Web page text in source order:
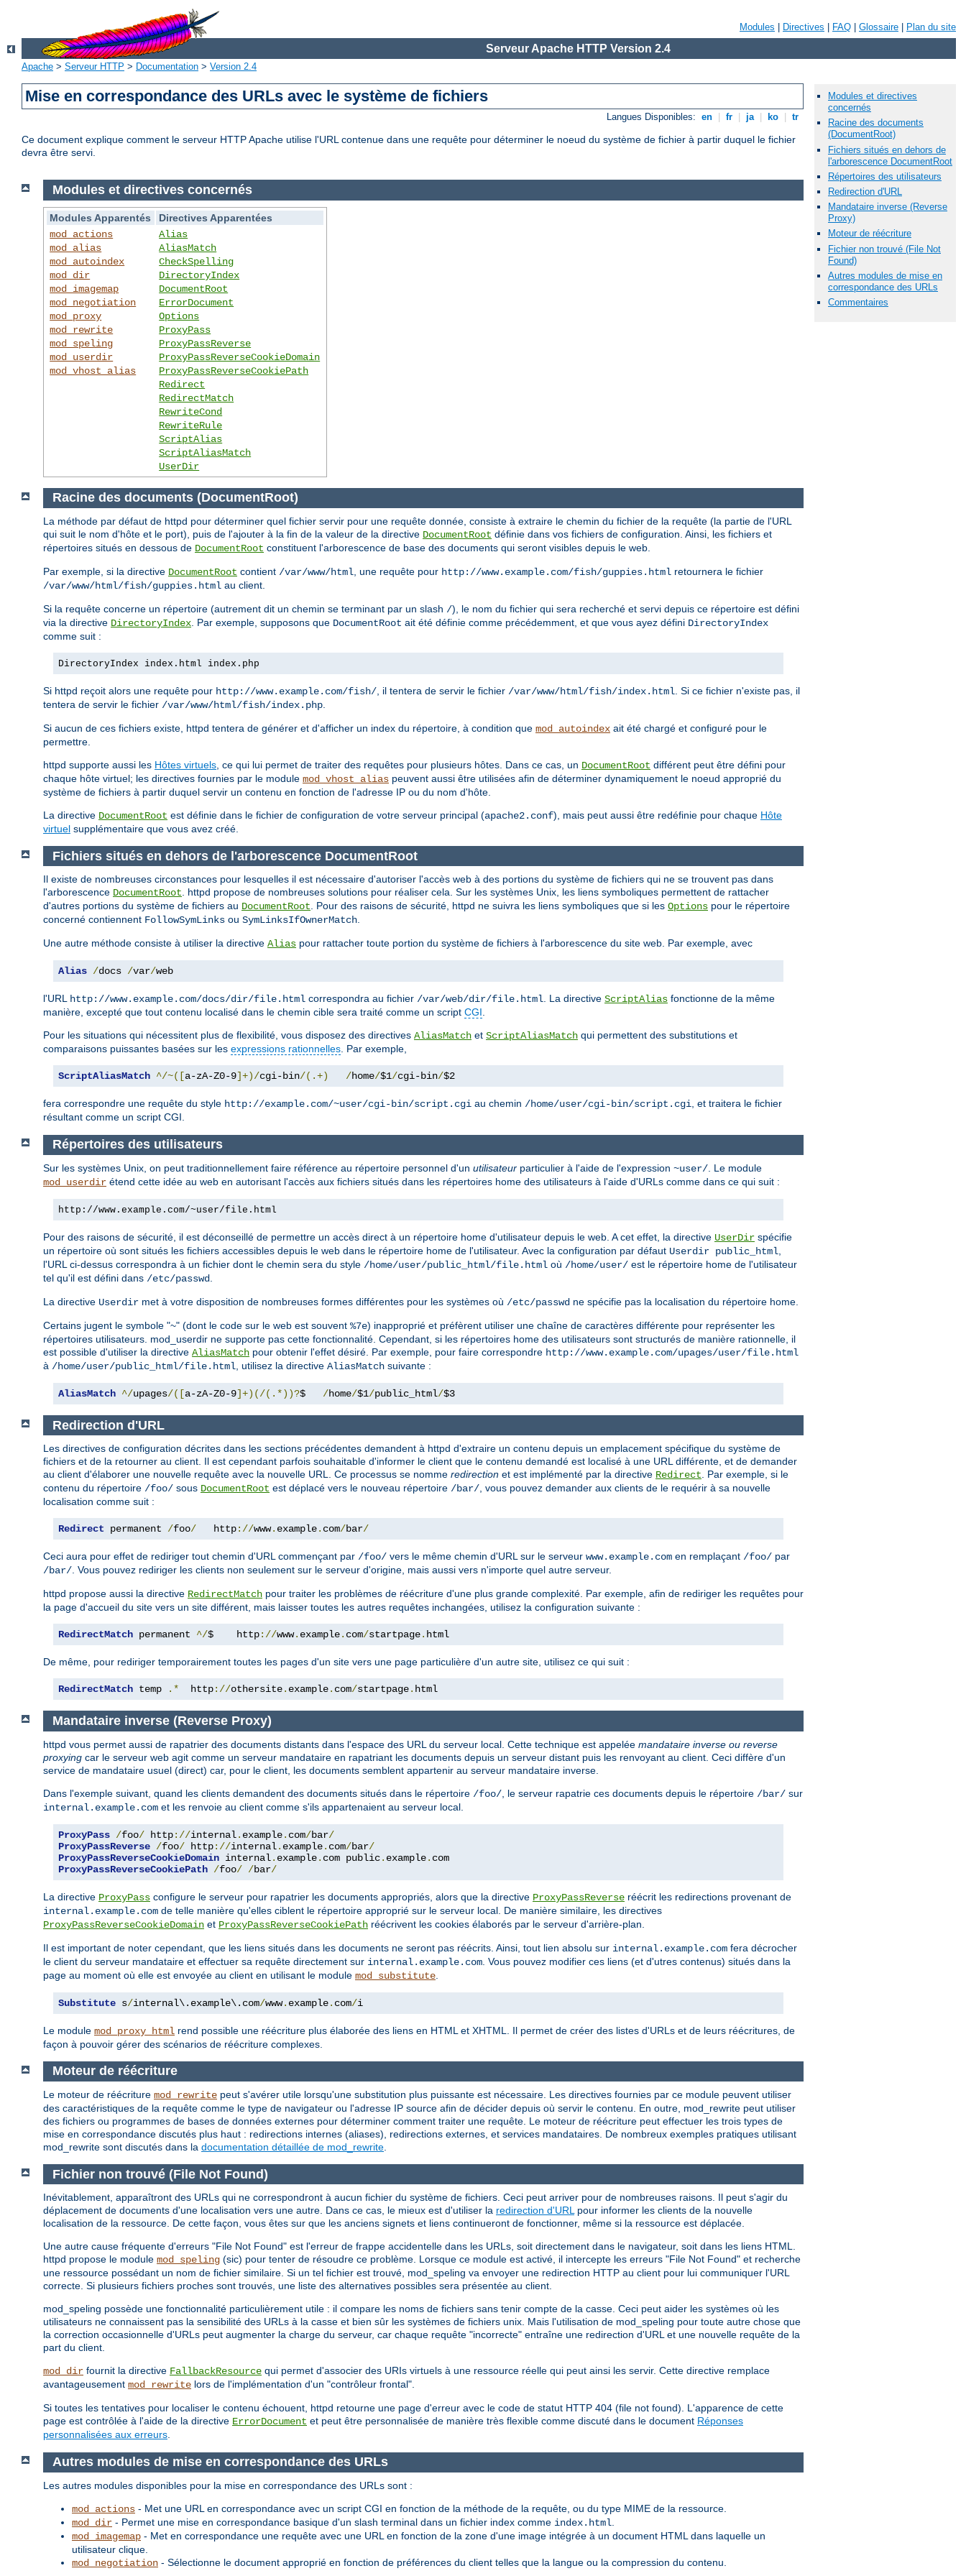
Modules Directives FAQ Glossaire Plan du site
Serveur Apache HTTP Version 2.4
Apache > Serveur HTTP > Documentation > Version 2.4
Mise en correspondance des URLs avec le système de fichiers
Langues Disponibles: en fr ja ko tr
Ce document explique comment le serveur HTTP Apache utilise l'URL contenue dans une requête pour déterminer le noeud du système de fichier à partir duquel le fichier
devra être servi.
Modules et directives
concernés
Racine des documents
(DocumentRoot)
Fichiers situés en dehors de
l'arborescence DocumentRoot
Répertoires des utilisateurs
Redirection d'URL
Mandataire inverse (Reverse
Proxy)
Moteur de réécriture
Fichier non trouvé (File Not
Found)
Autres modules de mise en
correspondance des URLs
Commentaires
Modules et directives concernés
Modules Apparentés
Directives Apparentées
mod_actions
mod_alias
mod_autoindex
mod_dir
mod_imagemap
mod_negotiation
mod_proxy
mod_rewrite
mod_speling
mod_userdir
mod_vhost_alias
Alias
AliasMatch
CheckSpelling
DirectoryIndex
DocumentRoot
ErrorDocument
Options
ProxyPass
ProxyPassReverse
ProxyPassReverseCookieDomain
ProxyPassReverseCookiePath
Redirect
RedirectMatch
RewriteCond
RewriteRule
ScriptAlias
ScriptAliasMatch
UserDir
Racine des documents (DocumentRoot)
La méthode par défaut de httpd pour déterminer quel fichier servir pour une requête donnée, consiste à extraire le chemin du fichier de la requête (la partie de l'URL
qui suit le nom d'hôte et le port), puis de l'ajouter à la fin de la valeur de la directive DocumentRoot définie dans vos fichiers de configuration. Ainsi, les fichiers et
répertoires situés en dessous de DocumentRoot constituent l'arborescence de base des documents qui seront visibles depuis le web.
Par exemple, si la directive DocumentRoot contient /var/www/html , une requête pour http://www.example.com/fish/guppies.html retournera le fichier
/var/www/html/fish/guppies.html au client.
Si la requête concerne un répertoire (autrement dit un chemin se terminant par un slash /), le nom du fichier qui sera recherché et servi depuis ce répertoire est défini
via la directive DirectoryIndex . Par exemple, supposons que DocumentRoot ait été définie comme précédemment, et que vous ayez défini DirectoryIndex
comme suit :
DirectoryIndex index.html index.php
Si httpd reçoit alors une requête pour http://www.example.com/fish/ , il tentera de servir le fichier /var/www/html/fish/index.html . Si ce fichier n'existe pas, il
tentera de servir le fichier /var/www/html/fish/index.php
Si aucun de ces fichiers existe, httpd tentera de générer et d'afficher un index du répertoire, à condition que mod_autoindex ait été chargé et configuré pour le
permettre.
httpd supporte aussi les Hôtes virtuels , ce qui lui permet de traiter des requêtes pour plusieurs hôtes. Dans ce cas, un DocumentRoot différent peut être défini pour
chaque hôte virtuel; les directives fournies par le module mod_vhost_alias peuvent aussi être utilisées afin de déterminer dynamiquement le noeud approprié du
système de fichiers à partir duquel servir un contenu en fonction de l'adresse IP ou du nom d'hôte.
La directive DocumentRoot est définie dans le fichier de configuration de votre serveur principal (apache2.conf), mais peut aussi être redéfinie pour chaque Hôte
virtuel supplémentaire que vous avez créé.
Fichiers situés en dehors de l'arborescence DocumentRoot
Il existe de nombreuses circonstances pour lesquelles il est nécessaire d'autoriser l'accès web à des portions du système de fichiers qui ne se trouvent pas dans
l'arborescence DocumentRoot. httpd propose de nombreuses solutions pour réaliser cela. Sur les systèmes Unix, les liens symboliques permettent de rattacher
d'autres portions du système de fichiers au DocumentRoot. Pour des raisons de sécurité, httpd ne suivra les liens symboliques que si les Options pour le répertoire
concerné contiennent FollowSymLinks ou SymLinksIfOwnerMatch.
Une autre méthode consiste à utiliser la directive Alias pour rattacher toute portion du système de fichiers à l'arborescence du site web. Par exemple, avec
Alias /docs /var/web
l'URL http://www.example.com/docs/dir/file.html correspondra au fichier /var/web/dir/file.html. La directive ScriptAlias fonctionne de la même
manière, excepté que tout contenu localisé dans le chemin cible sera traité comme un script CGI.
Pour les situations qui nécessitent plus de flexibilité, vous disposez des directives AliasMatch et ScriptAliasMatch qui permettent des substitutions et
comparaisons puissantes basées sur les expressions rationnelles. Par exemple,
ScriptAliasMatch ^/~([a-zA-Z0-9]+)/cgi-bin/(.+) /home/$1/cgi-bin/$2
fera correspondre une requête du style http://example.com/~user/cgi-bin/script.cgi au chemin /home/user/cgi-bin/script.cgi, et traitera le fichier
résultant comme un script CGI.
Répertoires des utilisateurs
Sur les systèmes Unix, on peut traditionnellement faire référence au répertoire personnel d'un utilisateur particulier à l'aide de l'expression ~user/ . Le module
mod_userdir étend cette idée au web en autorisant l'accès aux fichiers situés dans les répertoires home des utilisateurs à l'aide d'URLs comme dans ce qui suit :
http://www.example.com/~user/file.html
Pour des raisons de sécurité, il est déconseillé de permettre un accès direct à un répertoire home d'utilisateur depuis le web. A cet effet, la directive UserDir spécifie
un répertoire où sont situés les fichiers accessibles depuis le web dans le répertoire home de l'utilisateur. Avec la configuration par défaut Userdir public_html
l'URL ci-dessus correspondra à un fichier dont le chemin sera du style /home/user/public_html/file.html où /home/user/ est le répertoire home de l'utilisateur
tel qu'il est défini dans /etc/passwd
La directive Userdir met à votre disposition de nombreuses formes différentes pour les systèmes où /etc/passwd ne spécifie pas la localisation du répertoire home.
Certains jugent le symbole "~" (dont le code sur le web est souvent %7e) inapproprié et préfèrent utiliser une chaîne de caractères différente pour représenter les
répertoires utilisateurs. mod_userdir ne supporte pas cette fonctionnalité. Cependant, si les répertoires home des utilisateurs sont structurés de manière rationnelle, il
est possible d'utiliser la directive AliasMatch pour obtenir l'effet désiré. Par exemple, pour faire correspondre http://www.example.com/upages/user/file.html
à /home/user/public_html/file.html , utilisez la directive AliasMatch suivante :
AliasMatch ^/upages/([a-zA-Z0-9]+)(/(.*))?$ /home/$1/public_html/$3
Redirection d'URL
Les directives de configuration décrites dans les sections précédentes demandent à httpd d'extraire un contenu depuis un emplacement spécifique du système de
fichiers et de la retourner au client. Il est cependant parfois souhaitable d'informer le client que le contenu demandé est localisé à une URL différente, et de demander
au client d'élaborer une nouvelle requête avec la nouvelle URL. Ce processus se nomme redirection et est implémenté par la directive Redirect. Par exemple, si le
contenu du répertoire /foo/ sous DocumentRoot est déplacé vers le nouveau répertoire /bar/, vous pouvez demander aux clients de le requérir à sa nouvelle
localisation comme suit :
Redirect permanent /foo/
   http
://www. example. com/bar/
Ceci aura pour effet de rediriger tout chemin d'URL commençant par /foo/ vers le même chemin d'URL sur le serveur www.example.com en remplaçant /foo/ par
/bar/. Vous pouvez rediriger les clients non seulement sur le serveur d'origine, mais aussi vers n'importe quel autre serveur.
httpd propose aussi la directive RedirectMatch pour traiter les problèmes de réécriture d'une plus grande complexité. Par exemple, afin de rediriger les requêtes pour
la page d'accueil du site vers un site différent, mais laisser toutes les autres requêtes inchangées, utilisez la configuration suivante :
RedirectMatch permanent ^/$    http://www. example. com/startpage. html
De même, pour rediriger temporairement toutes les pages d'un site vers une page particulière d'un autre site, utilisez ce qui suit :
RedirectMatch temp .*
  http
://othersite. example. com/startpage. html
Mandataire inverse (Reverse Proxy)
httpd vous permet aussi de rapatrier des documents distants dans l'espace des URL du serveur local. Cette technique est appelée mandataire inverse ou reverse
proxying car le serveur web agit comme un serveur mandataire en rapatriant les documents depuis un serveur distant puis les renvoyant au client. Ceci diffère d'un
service de mandataire usuel (direct) car, pour le client, les documents semblent appartenir au serveur mandataire inverse.
Dans l'exemple suivant, quand les clients demandent des documents situés dans le répertoire /foo/ , le serveur rapatrie ces documents depuis le répertoire /bar/ sur
internal.example.com et les renvoie au client comme s'ils appartenaient au serveur local.
ProxyPass /foo/ http://internal. example. com/bar/
ProxyPassReverse /foo/ http://internal. example. com/bar/
ProxyPassReverseCookieDomain internal. example. com public. example. com
ProxyPassReverseCookiePath /foo/ /bar/
La directive ProxyPass configure le serveur pour rapatrier les documents appropriés, alors que la directive ProxyPassReverse réécrit les redirections provenant de
internal.example.com de telle manière qu'elles ciblent le répertoire approprié sur le serveur local. De manière similaire, les directives
ProxyPassReverseCookieDomain et ProxyPassReverseCookiePath réécrivent les cookies élaborés par le serveur d'arrière-plan.
Il est important de noter cependant, que les liens situés dans les documents ne seront pas réécrits. Ainsi, tout lien absolu sur internal.example.com fera décrocher
le client du serveur mandataire et effectuer sa requête directement sur internal.example.com . Vous pouvez modifier ces liens (et d'utres contenus) situés dans la
page au moment où elle est envoyée au client en utilisant le module mod_substitute
Substitute s/internal\.example\.com/www. example. com/i
Le module mod_proxy_html rend possible une réécriture plus élaborée des liens en HTML et XHTML. Il permet de créer des listes d'URLs et de leurs réécritures, de
façon à pouvoir gérer des scénarios de réécriture complexes.
Moteur de réécriture
Le moteur de réécriture mod_rewrite peut s'avérer utile lorsqu'une substitution plus puissante est nécessaire. Les directives fournies par ce module peuvent utiliser
des caractéristiques de la requête comme le type de navigateur ou l'adresse IP source afin de décider depuis où servir le contenu. En outre, mod_rewrite peut utiliser
des fichiers ou programmes de bases de données externes pour déterminer comment traiter une requête. Le moteur de réécriture peut effectuer les trois types de
mise en correspondance discutés plus haut : redirections internes (aliases), redirections externes, et services mandataires. De nombreux exemples pratiques utilisant
mod_rewrite sont discutés dans la documentation détaillée de mod_rewrite
Fichier non trouvé (File Not Found)
Inévitablement, apparaîtront des URLs qui ne correspondront à aucun fichier du système de fichiers. Ceci peut arriver pour de nombreuses raisons. Il peut s'agir du
déplacement de documents d'une localisation vers une autre. Dans ce cas, le mieux est d'utiliser la redirection d'URLpour informer les clients de la nouvelle
localisation de la ressource. De cette façon, vous êtes sur que les anciens signets et liens continueront de fonctionner, même si la ressource est déplacée.
Une autre cause fréquente d'erreurs "File Not Found" est l'erreur de frappe accidentelle dans les URLs, soit directement dans le navigateur, soit dans les liens HTML.
httpd propose le module mod_speling (sic) pour tenter de résoudre ce problème. Lorsque ce module est activé, il intercepte les erreurs "File Not Found" et recherche
une ressource possédant un nom de fichier similaire. Si un tel fichier est trouvé, mod_speling va envoyer une redirection HTTP au client pour lui communiquer l'URL
correcte. Si plusieurs fichiers proches sont trouvés, une liste des alternatives possibles sera présentée au client.
mod_speling possède une fonctionnalité particulièrement utile : il compare les noms de fichiers sans tenir compte de la casse. Ceci peut aider les systèmes où les
utilisateurs ne connaissent pas la sensibilité des URLs à la casse et bien sûr les systèmes de fichiers unix. Mais l'utilisation de mod_speling pour toute autre chose que
la correction occasionnelle d'URLs peut augmenter la charge du serveur, car chaque requête "incorrecte" entraîne une redirection d'URL et une nouvelle requête de la
part du client.
mod_dir fournit la directive FallbackResource qui permet d'associer des URIs virtuels à une ressource réelle qui peut ainsi les servir. Cette directive remplace
avantageusement mod_rewrite lors de l'implémentation d'un "contrôleur frontal".
Si toutes les tentatives pour localiser le contenu échouent, httpd retourne une page d'erreur avec le code de statut HTTP 404 (file not found). L'apparence de cette
page est contrôlée à l'aide de la directive ErrorDocument et peut être personnalisée de manière très flexible comme discuté dans le document Réponses
personnalisées aux erreurs.
Autres modules de mise en correspondance des URLs
Les autres modules disponibles pour la mise en correspondance des URLs sont :
mod_actions - Met une URL en correspondance avec un script CGI en fonction de la méthode de la requête, ou du type MIME de la ressource.
mod_dir - Permet une mise en correspondance basique d'un slash terminal dans un fichier index comme index.html
mod_imagemap - Met en correspondance une requête avec une URL en fonction de la zone d'une image intégrée à un document HTML dans laquelle un
utilisateur clique.
mod_negotiation - Sélectionne le document approprié en fonction de préférences du client telles que la langue ou la compression du contenu.